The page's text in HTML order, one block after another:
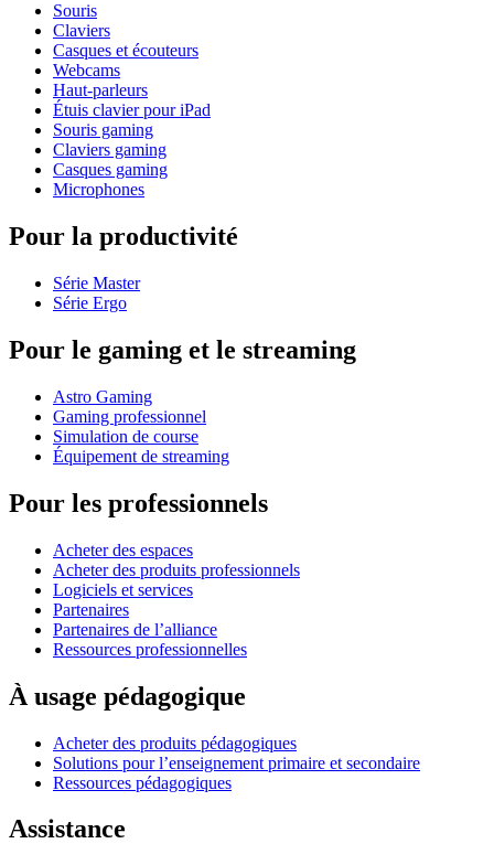
Souris
Claviers
Casques et écouteurs
Webcams
Haut-parleurs
Étuis clavier pour iPad
Souris gaming
Claviers gaming
Casques gaming
Microphones
Pour la productivité
Série Master
Série Ergo
Pour le gaming et le streaming
Astro Gaming
Gaming professionnel
Simulation de course
Équipement de streaming
Pour les professionnels
Acheter des espaces
Acheter des produits professionnels
Logiciels et services
Partenaires
Partenaires de l’alliance
Ressources professionnelles
À usage pédagogique
Acheter des produits pédagogiques
Solutions pour l’enseignement primaire et secondaire
Ressources pédagogiques
Assistance